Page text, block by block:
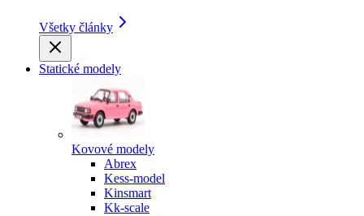
Všetky články
Statické modely
Kovové modely
Abrex
Kess-model
Kinsmart
Kk-scale